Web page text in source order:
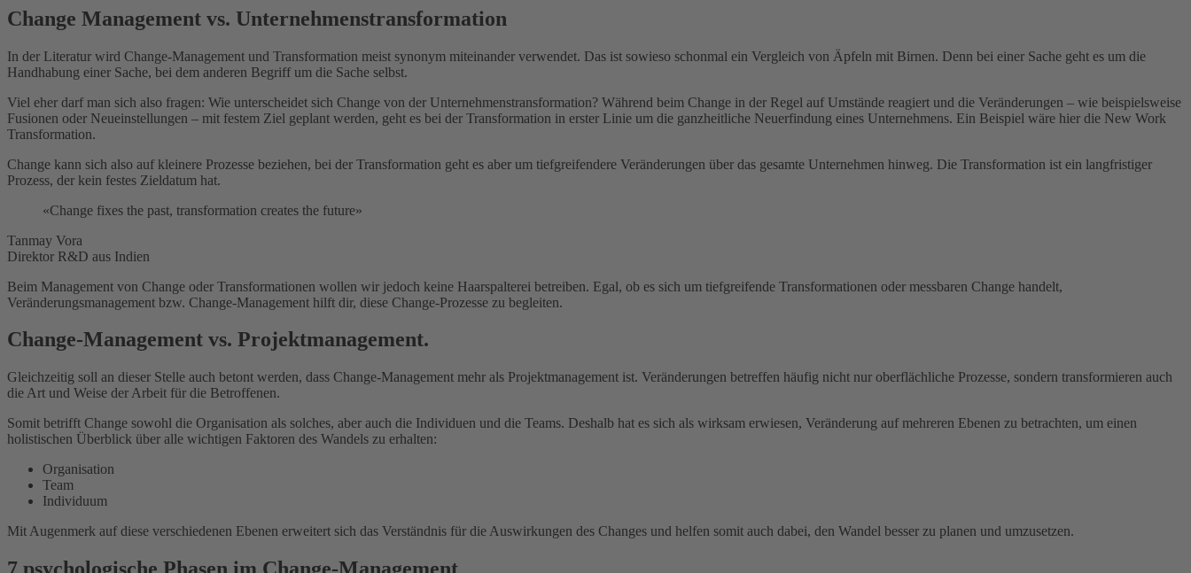
Change Management vs. Unternehmenstransformation
In der Literatur wird Change-Management und Transformation meist synonym miteinander verwendet. Das ist sowieso schonmal ein Vergleich von Äpfeln mit Birnen. Denn bei einer Sache geht es um die
Handhabung einer Sache, bei dem anderen Begriff um die Sache selbst.
Viel eher darf man sich also fragen: Wie unterscheidet sich Change von der Unternehmenstransformation? Während beim Change in der Regel auf Umstände reagiert und die Veränderungen – wie beispielsweise
Fusionen oder Neueinstellungen – mit festem Ziel geplant werden, geht es bei der Transformation in erster Linie um die ganzheitliche Neuerfindung eines Unternehmens. Ein Beispiel wäre hier die New Work
Transformation.
Change kann sich also auf kleinere Prozesse beziehen, bei der Transformation geht es aber um tiefgreifendere Veränderungen über das gesamte Unternehmen hinweg. Die Transformation ist ein langfristiger
Prozess, der kein festes Zieldatum hat.
«Change fixes the past, transformation creates the future»
Tanmay Vora
Direktor R&D aus Indien
Beim Management von Change oder Transformationen wollen wir jedoch keine Haarspalterei betreiben. Egal, ob es sich um tiefgreifende Transformationen oder messbaren Change handelt,
Veränderungsmanagement bzw. Change-Management hilft dir, diese Change-Prozesse zu begleiten.
Change-Management vs. Projektmanagement.
Gleichzeitig soll an dieser Stelle auch betont werden, dass Change-Management mehr als Projektmanagement ist. Veränderungen betreffen häufig nicht nur oberflächliche Prozesse, sondern transformieren auch
die Art und Weise der Arbeit für die Betroffenen.
Somit betrifft Change sowohl die Organisation als solches, aber auch die Individuen und die Teams. Deshalb hat es sich als wirksam erwiesen, Veränderung auf mehreren Ebenen zu betrachten, um einen
holistischen Überblick über alle wichtigen Faktoren des Wandels zu erhalten:
Organisation
Team
Individuum
Mit Augenmerk auf diese verschiedenen Ebenen erweitert sich das Verständnis für die Auswirkungen des Changes und helfen somit auch dabei, den Wandel besser zu planen und umzusetzen.